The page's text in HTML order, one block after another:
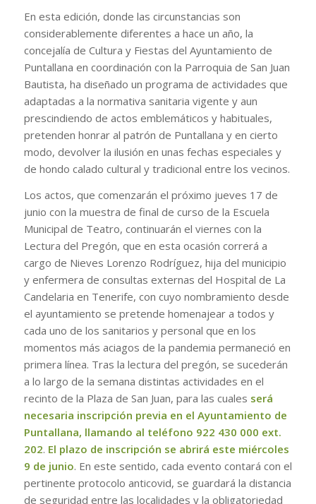
En esta edición, donde las circunstancias son
considerablemente diferentes a hace un año, la
concejalía de Cultura y Fiestas del Ayuntamiento de
Puntallana en coordinación con la Parroquia de San Juan
Bautista, ha diseñado un programa de actividades que
adaptadas a la normativa sanitaria vigente y aun
prescindiendo de actos emblemáticos y habituales,
pretenden honrar al patrón de Puntallana y en cierto
modo, devolver la ilusión en unas fechas especiales y
de hondo calado cultural y tradicional entre los vecinos.
Los actos, que comenzarán el próximo jueves 17 de
junio con la muestra de final de curso de la Escuela
Municipal de Teatro, continuarán el viernes con la
Lectura del Pregón, que en esta ocasión correrá a
cargo de Nieves Lorenzo Rodríguez, hija del municipio
y enfermera de consultas externas del Hospital de La
Candelaria en Tenerife, con cuyo nombramiento desde
el ayuntamiento se pretende homenajear a todos y
cada uno de los sanitarios y personal que en los
momentos más aciagos de la pandemia permaneció en
primera línea. Tras la lectura del pregón, se sucederán
a lo largo de la semana distintas actividades en el
recinto de la Plaza de San Juan, para las cuales será
necesaria inscripción previa en el Ayuntamiento de
Puntallana, llamando al teléfono 922 430 000 ext.
202. El plazo de inscripción se abrirá este miércoles
9 de junio. En este sentido, cada evento contará con el
pertinente protocolo anticovid, se guardará la distancia
de seguridad entre las localidades y la obligatoriedad